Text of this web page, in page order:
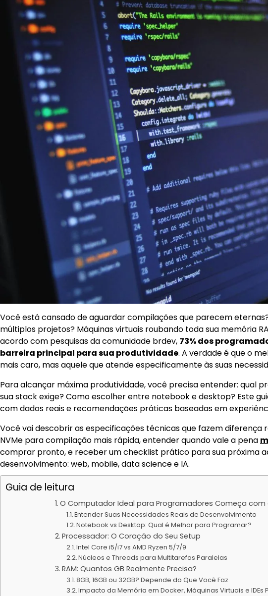
Você está cansado de aguardar compilações que parecem
múltiplos projetos? Máquinas virtuais roubando toda sua memória
acordo com pesquisas da comunidade brdev, 73% dos
barreira principal para sua produtividade. A verdade é que o
mais caro, mas aquele que atende especificamente às suas
Para alcançar máxima produtividade, você precisa entender: qual
sua stack exige? Como escolher entre notebook e desktop? Este
com dados reais e recomendações práticas baseadas em
Você vai descobrir as especificações técnicas que fazem
NVMe para compilação mais rápida, entender quando vale a pena
comprar pronto, e receber um checklist prático para sua próxima
desenvolvimento: web, mobile, data science e IA.
Guia de leitura
O Computador Ideal para Programadores Começa com
Entender Suas Necessidades Reais de Desenvolvimento
Notebook vs Desktop: Qual é Melhor para Programar?
Processador: O Coração do Seu Setup
Intel Core i5/i7 vs AMD Ryzen 5/7/9
Núcleos e Threads para Multitarefas Paralelas
RAM: Quantos GB Realmente Precisa?
8GB, 16GB ou 32GB? Depende do Que Você Faz
Impacto da Memória em Docker, Máquinas Virtuais e IDEs